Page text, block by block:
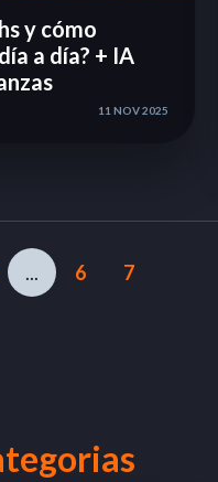
y cómo
a día? + IA
11 NOV 2025
... 6 7